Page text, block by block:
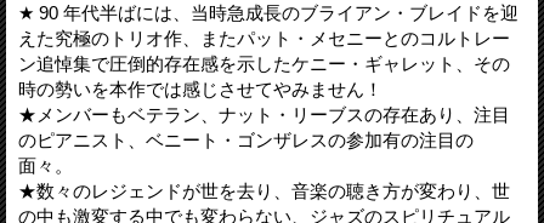
★ 90 年代半ばには、当時急成長のブライアン・ブレイドを迎
えた究極のトリオ作、またパット・メセニーとのコルトレー
ン追悼集で圧倒的存在感を示したケニー・ギャレット、その
時の勢いを本作では感じさせてやみません！
★メンバーもベテラン、ナット・リーブスの存在あり、注目
のピアニスト、ベニート・ゴンザレスの参加有の注目の
面々。
★数々のレジェンドが世を去り、音楽の聴き方が変わり、世
の中も激変する中でも変わらない、ジャズのスピリチュアル